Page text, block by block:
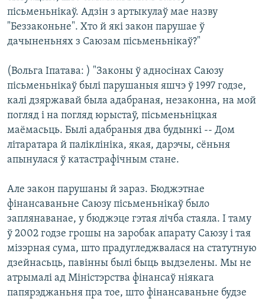
пісьменьнікаў. Адзін з артыкулаў мае назву
"Беззаконьне". Хто й які закон парушае ў
дачыненьнях з Саюзам пісьменьнікаў?"
(Вольга Іпатава: ) "Законы ў адносінах Саюзу
пісьменьнікаў былі парушаныя яшчэ ў 1997 годзе,
калі дзяржавай была адабраная, незаконна, на мой
погляд і на погляд юрыстаў, пісьменьніцкая
маёмасьць. Былі адабраныя два будынкі -- Дом
літаратара й паліклініка, якая, дарэчы, сёньня
апынулася ў катастрафічным стане.
Але закон парушаны й зараз. Бюджэтнае
фінансаваньне Саюзу пісьменьнікаў было
заплянаванае, у бюджэце гэтая лічба стаяла. І таму
ў 2002 годзе грошы на заробак апарату Саюзу і тая
мізэрная сума, што прадугледжвалася на статутную
дзейнасьць, павінны былі быць выдзелены. Мы не
атрымалі ад Міністэрства фінансаў ніякага
папярэджаньня пра тое, што фінансаваньне будзе